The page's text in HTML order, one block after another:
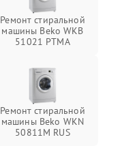
Ремонт стиральной
машины Beko WKB
51021 PTМА
Ремонт стиральной
машины Beko WKN
50811M RUS